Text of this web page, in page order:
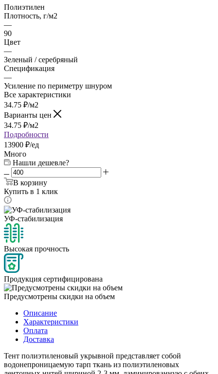
Полиэтилен
Плотность, г/м2
—
90
Цвет
—
Зеленый / серебряный
Спецификация
—
Усиление по периметру шнуром
Все характеристики
34.75 ₽/м2
Варианты цен
34.75 ₽/м2
Подробности
13900 ₽/ед
Много
Нашли дешевле?
В корзину
Купить в 1 клик
УФ-стабилизация
Высокая прочность
Продукция сертифицирована
Предусмотрены скидки на объем
Описание
Характеристики
Оплата
Доставка
Тент полиэтиленовый укрывной представляет собой
водонепроницаемую тарп ткань из полиэтиленовых